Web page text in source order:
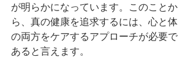
が明らかになっています。このことか
ら、真の健康を追求するには、心と体
の両方をケアするアプローチが必要で
あると言えます。